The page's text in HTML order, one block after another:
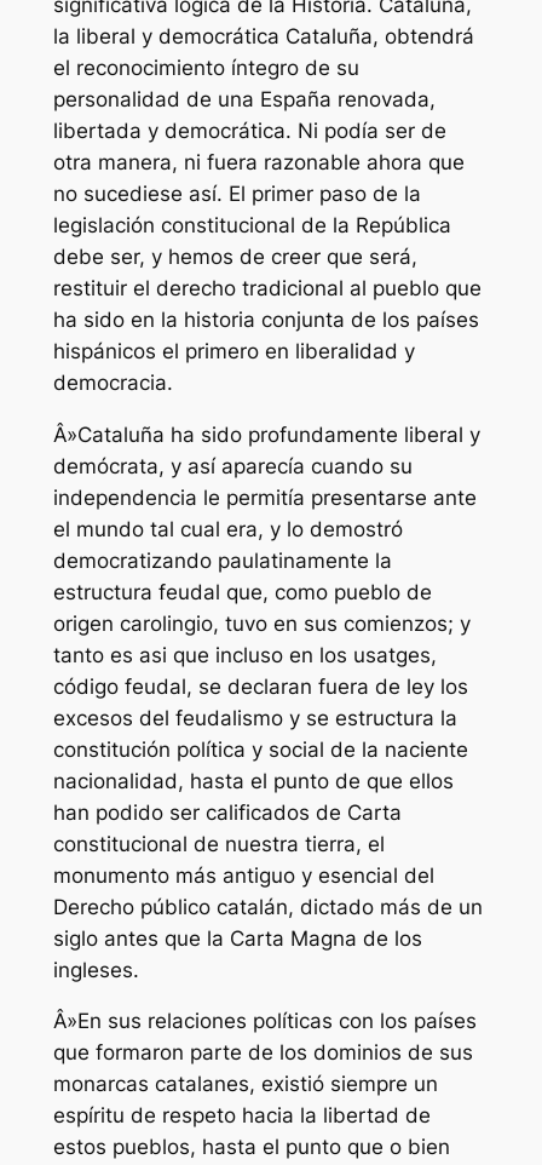
la liberal y democrática Cataluña, obtendrá
el reconocimiento íntegro de su
personalidad de una España renovada,
libertada y democrática. Ni podía ser de
otra manera, ni fuera razonable ahora que
no sucediese así. El primer paso de la
legislación constitucional de la República
debe ser, y hemos de creer que será,
restituir el derecho tradicional al pueblo que
ha sido en la historia conjunta de los países
hispánicos el primero en liberalidad y
democracia.
Â»Cataluña ha sido profundamente liberal y
demócrata, y así aparecía cuando su
independencia le permitía presentarse ante
el mundo tal cual era, y lo demostró
democratizando paulatinamente la
estructura feudal que, como pueblo de
origen carolingio, tuvo en sus comienzos; y
tanto es asi que incluso en los usatges,
código feudal, se declaran fuera de ley los
excesos del feudalismo y se estructura la
constitución política y social de la naciente
nacionalidad, hasta el punto de que ellos
han podido ser calificados de Carta
constitucional de nuestra tierra, el
monumento más antiguo y esencial del
Derecho público catalán, dictado más de un
siglo antes que la Carta Magna de los
ingleses.
Â»En sus relaciones políticas con los países
que formaron parte de los dominios de sus
monarcas catalanes, existió siempre un
espíritu de respeto hacia la libertad de
estos pueblos, hasta el punto que o bien